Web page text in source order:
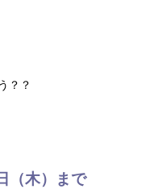
？？
（木）まで